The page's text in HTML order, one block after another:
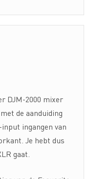
DJM-2000 mixer
de aanduiding
input ingangen van
Je hebt dus
gaat.